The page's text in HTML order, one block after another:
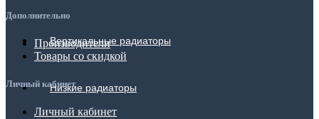
Вертикальные радиаторы
Низкие радиаторы
Дополнительно
Производители
Товары со скидкой
Личный кабинет
Личный кабинет